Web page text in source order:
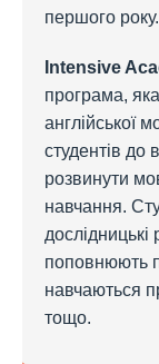
першого року.
Intensive
програма,
англійської
студентів до
розвинути
навчання.
поповнюють
навчаються
тощо.